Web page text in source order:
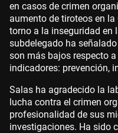
en casos de crimen
aumento de tiroteos en
torno a la inseguridad en
subdelegado ha
son más bajos respecto
indicadores: prevención,
Salas ha agradecido la
lucha contra el crimen
profesionalidad de sus
investigaciones. Ha sido